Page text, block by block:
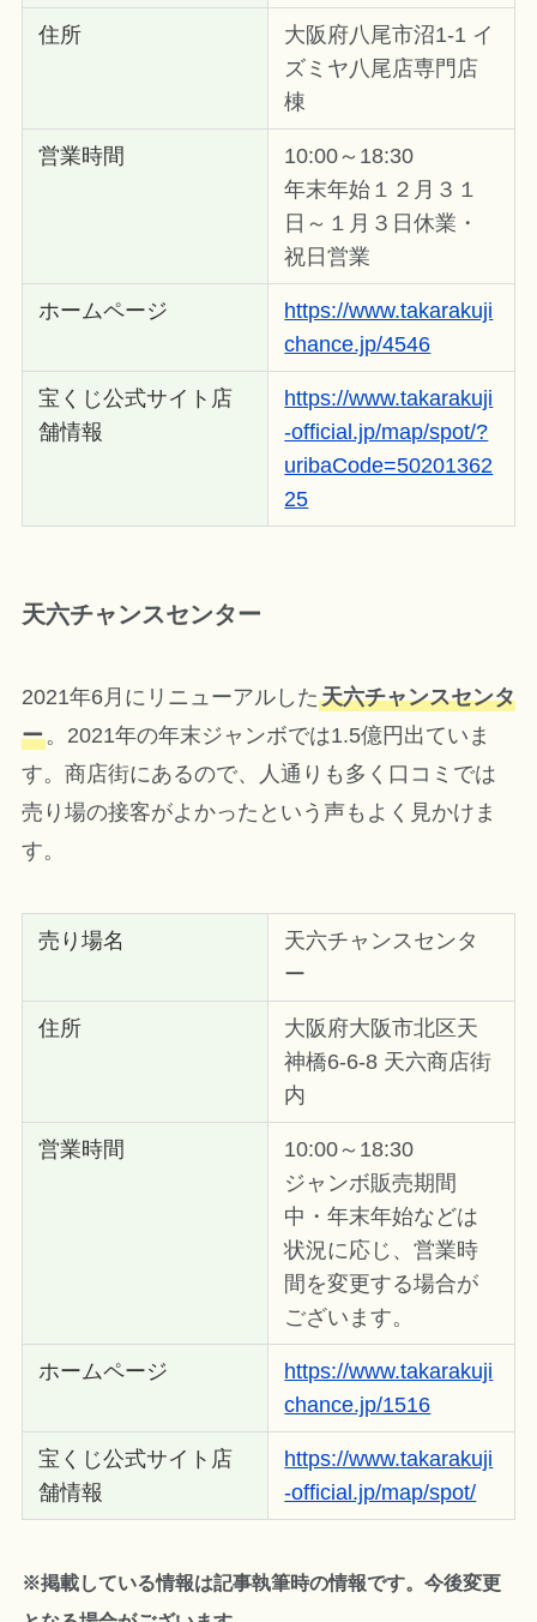
住所
大阪府八尾市沼1-1 イ
ズミヤ八尾店専門店
棟
営業時間
10:00～18:30
年末年始１２月３１
日～１月３日休業・
祝日営業
ホームページ
https://www.takarakuji
chance.jp/4546
宝くじ公式サイト店
舗情報
https://www.takarakuji
-official.jp/map/spot/?
uribaCode=50201362
25
天六チャンスセンター
2021年6月にリニューアルした天六チャンスセンタ
ー。2021年の年末ジャンボでは1.5億円出ていま
す。商店街にあるので、人通りも多く口コミでは
売り場の接客がよかったという声もよく見かけま
す。
売り場名
天六チャンスセンタ
ー
住所
大阪府大阪市北区天
神橋6-6-8 天六商店街
内
営業時間
10:00～18:30
ジャンボ販売期間
中・年末年始などは
状況に応じ、営業時
間を変更する場合が
ございます。
ホームページ
https://www.takarakuji
chance.jp/1516
宝くじ公式サイト店
舗情報
https://www.takarakuji
-official.jp/map/spot/
※掲載している情報は記事執筆時の情報です。今後変更